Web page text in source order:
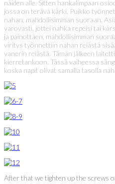
näiden alle. Sitten hankalimpaan
jossa on terävä kärki. Puikko
nahan, mahdollisimman suoraan.
varovasti, jottei nahka repeisi tai
ja painottaen, mahdollisimman
viritys työnnettiin nahan reiästä
vanerin reiästä. Tämän jälkeen
kierretankoon. Tässä vaiheessa
koska napit olivat samalla tasolla
After that we tighten up the screws